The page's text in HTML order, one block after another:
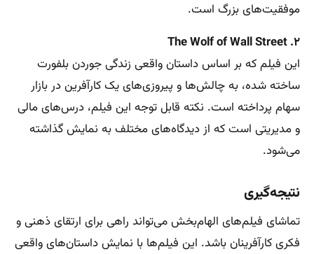
موفقیت‌های بزرگ است.
۲. The Wolf of Wall Street
این فیلم که بر اساس داستان واقعی زندگی جوردن بلفورت
ساخته شده، به چالش‌ها و پیروزی‌های یک کارآفرین در بازار
سهام پرداخته است. نکته قابل توجه این فیلم، درس‌های مالی
و مدیریتی است که از دیدگاه‌های مختلف به نمایش گذاشته
می‌شود.
نتیجه‌گیری
تماشای فیلم‌های الهام‌بخش می‌تواند راهی برای ارتقای ذهنی و
فکری کارآفرینان باشد. این فیلم‌ها با نمایش داستان‌های واقعی